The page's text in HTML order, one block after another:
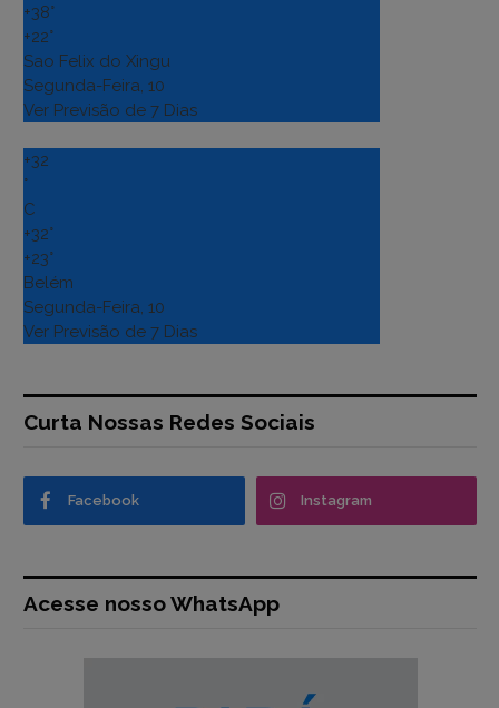
+38°
+22°
Sao Felix do Xingu
Segunda-Feira, 10
Ver Previsão de 7 Dias
+32
°
C
+32°
+23°
Belém
Segunda-Feira, 10
Ver Previsão de 7 Dias
Curta Nossas Redes Sociais
Facebook Instagram
Acesse nosso WhatsApp